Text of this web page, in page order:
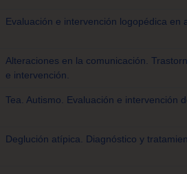
Evaluación e intervención logopédica en
Alteraciones en la comunicación.
e intervención.
Tea. Autismo. Evaluación e intervención
Deglución atípica. Diagnóstico y